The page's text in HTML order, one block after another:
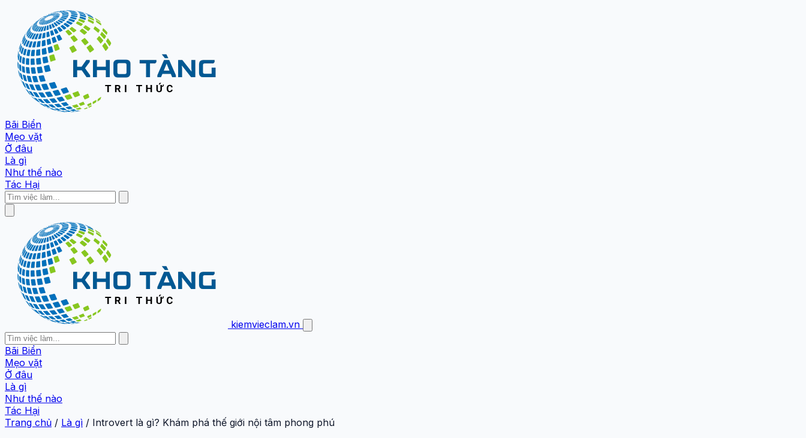
Bãi Biển
Mẹo vặt
Ở đâu
Là gì
Như thế nào
Tác Hại
kiemvieclam.vn
Bãi Biển
Mẹo vặt
Ở đâu
Là gì
Như thế nào
Tác Hại
Trang chủ / Là gì / Introvert là gì? Khám phá thế giới nội tâm phong phú